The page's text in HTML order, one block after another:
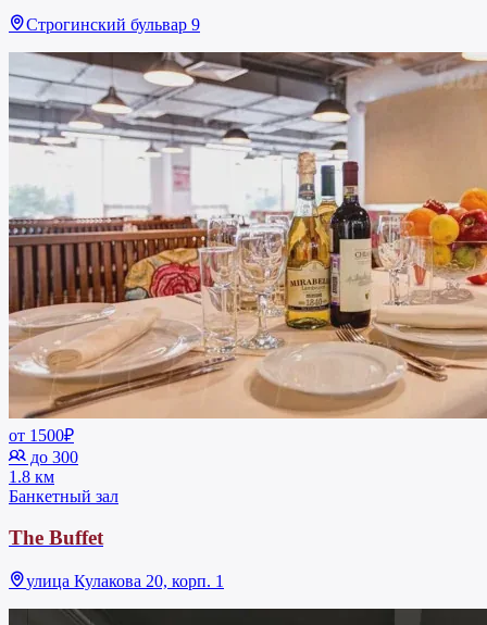
Строгинский бульвар 9
от 1500₽
до 300
1.8 км
Банкетный зал
The Buffet
улица Кулакова 20, корп. 1